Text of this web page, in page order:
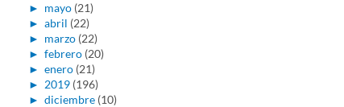
► mayo (21)
► abril (22)
► marzo (22)
► febrero (20)
► enero (21)
► 2019 (196)
► diciembre (10)